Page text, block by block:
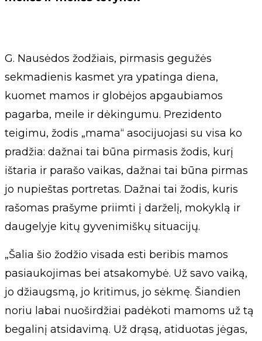
G. Nausėdos žodžiais, pirmasis gegužės
sekmadienis kasmet yra ypatinga diena,
kuomet mamos ir globėjos apgaubiamos
pagarba, meile ir dėkingumu. Prezidento
teigimu, žodis „mama“ asocijuojasi su visa ko
pradžia: dažnai tai būna pirmasis žodis, kurį
ištaria ir parašo vaikas, dažnai tai būna pirmas
jo nupieštas portretas. Dažnai tai žodis, kuris
rašomas prašyme priimti į darželį, mokyklą ir
daugelyje kitų gyvenimiškų situacijų.
„Šalia šio žodžio visada esti beribis mamos
pasiaukojimas bei atsakomybė. Už savo vaiką,
jo džiaugsmą, jo kritimus, jo sėkmę. Šiandien
noriu labai nuoširdžiai padėkoti mamoms už tą
begalinį atsidavimą. Už drąsą, atiduotas jėgas,